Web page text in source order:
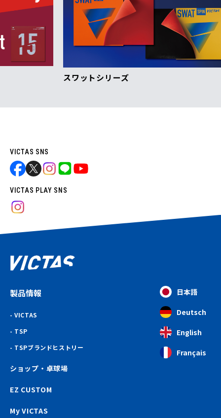
スワットシリーズ
VICTAS SNS
VICTAS PLAY SNS
製品情報
VICTAS
TSP
TSPブランドヒストリー
ショップ・卓球場
EZ CUSTOM
My VICTAS
日本語
Deutsch
English
Français